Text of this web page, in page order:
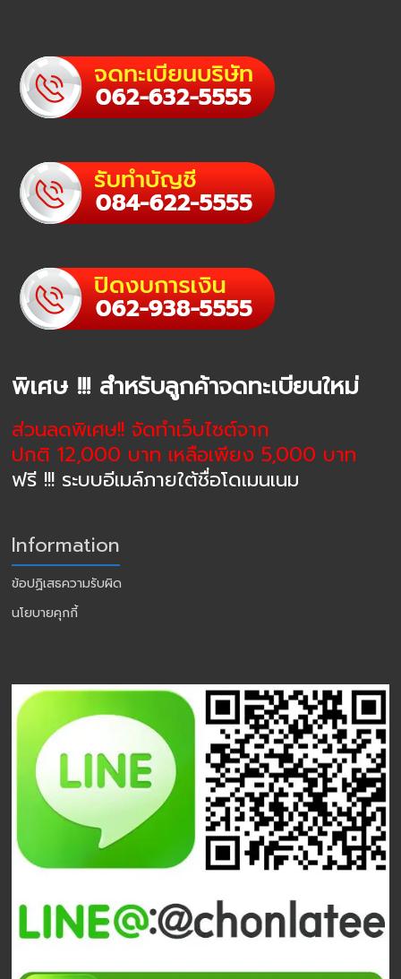
พิเศษ !!! สำหรับลูกค้าจดทะเบียนใหม่
ส่วนลดพิเศษ!! จัดทำเว็บไซต์จาก
ปกติ 12,000 บาท เหลือเพียง 5,000 บาท
ฟรี !!! ระบบอีเมล์ภายใต้ชื่อโดเมนเนม
Information
ข้อปฏิเสธความรับผิด
นโยบายคุกกี้